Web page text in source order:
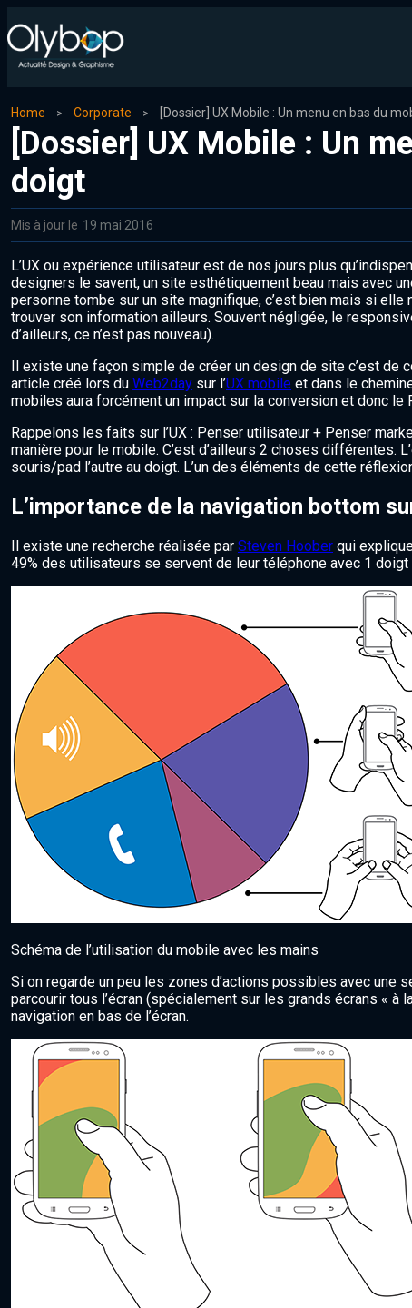
Home Corporate
[Dossier] UX Mobile : Un
doigt
Mis à jour le 19 mai 2016
L’UX ou expérience utilisateur est de nos jours plus
designers le savent, un site esthétiquement beau mais avec
personne tombe sur un site magnifique, c’est bien mais si elle
trouver son information ailleurs. Souvent négligée, le
d’ailleurs, ce n’est pas nouveau).
Il existe une façon simple de créer un design de site c’est
article créé lors du Web2day sur l’UX mobile et dans le
mobiles aura forcément un impact sur la conversion et donc le
Rappelons les faits sur l’UX : Penser utilisateur + Penser
manière pour le mobile. C’est d’ailleurs 2 choses différentes.
souris/pad l’autre au doigt. L’un des éléments de cette
L’importance de la navigation bottom
Il existe une recherche réalisée par Steven Hoober qui
49% des utilisateurs se servent de leur téléphone avec 1 doigt
Schéma de l’utilisation du mobile avec les mains
Si on regarde un peu les zones d’actions possibles avec une
parcourir tous l’écran (spécialement sur les grands écrans « à
navigation en bas de l’écran.